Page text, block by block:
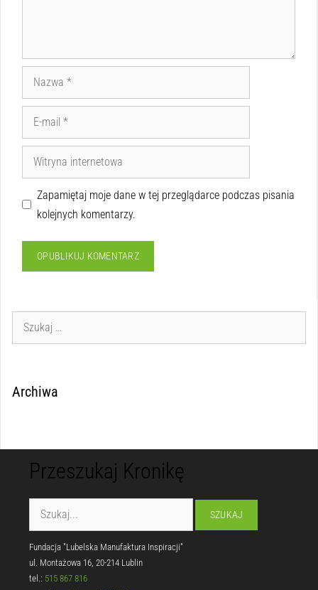
Zapamiętaj moje dane w tej przeglądarce podczas pisania
kolejnych komentarzy.
Archiwa
Przeszukaj Kronikę
Fundacja "Lubelska Manufaktura Inspiracji"
ul. Montażowa 16, 20-214 Lublin
tel.: 515 867 816